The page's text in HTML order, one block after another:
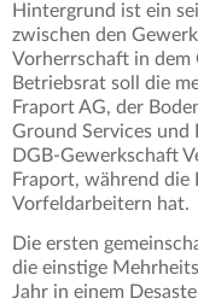
Hintergrund ist ein
zwischen den
Vorherrschaft in dem
Betriebsrat soll die
Fraport AG, der
Ground Services
DGB-Gewerkschaft
Fraport, während die
Vorfeldarbeitern hat.
Die ersten
die einstige
Jahr in einem